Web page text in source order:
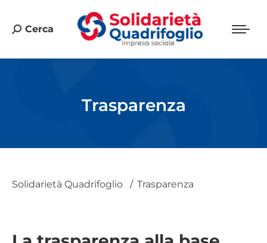
Cerca:
Cerca
Trasparenza
Solidarietà Quadrifoglio Trasparenza